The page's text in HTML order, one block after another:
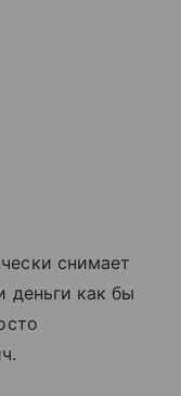
снимает
деньги как бы